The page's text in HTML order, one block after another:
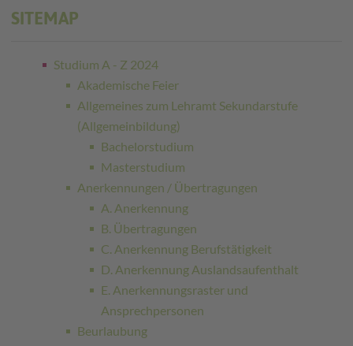
SITEMAP
Studium A - Z 2024
Akademische Feier
Allgemeines zum Lehramt Sekundarstufe
(Allgemeinbildung)
Bachelorstudium
Masterstudium
Anerkennungen / Übertragungen
A. Anerkennung
B. Übertragungen
C. Anerkennung Berufstätigkeit
D. Anerkennung Auslandsaufenthalt
E. Anerkennungsraster und
Ansprechpersonen
Beurlaubung